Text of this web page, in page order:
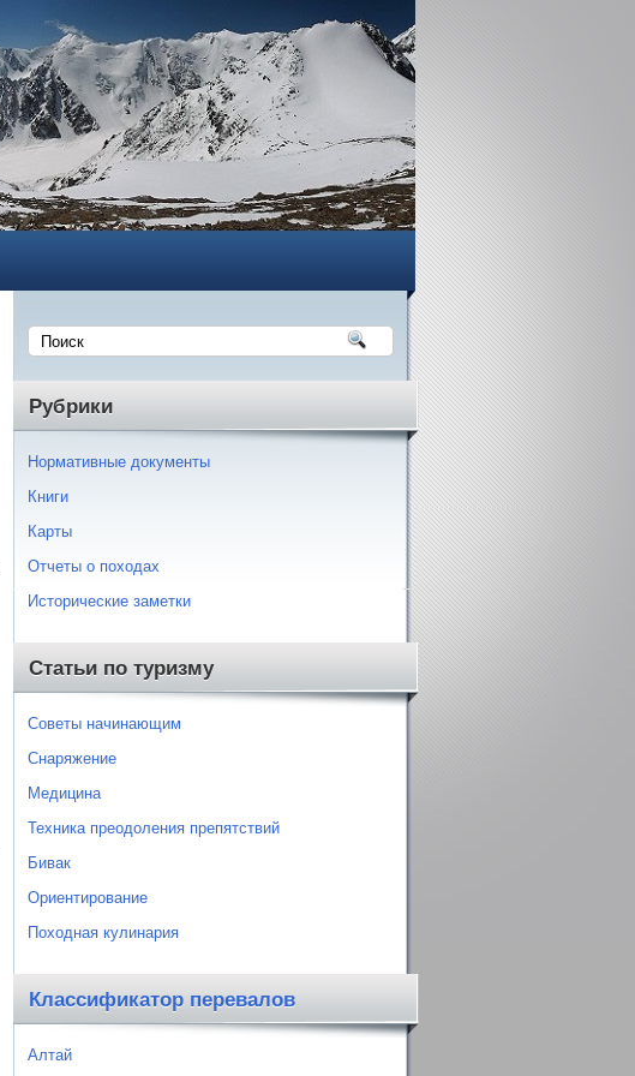
Рубрики
Нормативные документы
Книги
Карты
Отчеты о походах
Исторические заметки
Статьи по туризму
Советы начинающим
Снаряжение
Медицина
Техника преодоления препятствий
Бивак
Ориентирование
Походная кулинария
Классификатор перевалов
Алтай